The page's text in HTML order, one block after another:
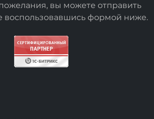
вы можете отправить
воспользовавшись формой ниже.